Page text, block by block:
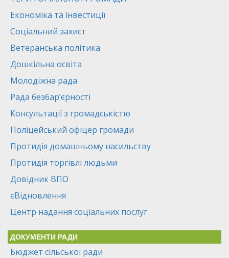
Економіка та інвестиції
Соціальний захист
Ветеранська політика
Дошкільна освіта
Молодіжна рада
Рада безбар’єрності
Консультації з громадськістю
Поліцейський офіцер громади
Протидія домашньому насильству
Протидія торгівлі людьми
Довідник ВПО
єВідновлення
Центр надання соціальних послуг
ДОКУМЕНТИ РАДИ
Бюджет сільської ради